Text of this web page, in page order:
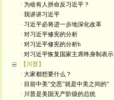
· 为啥有人拼命反习近平？
· 我讲讲习近平
· 习近平必将进一步地深化改革
· 对习近平修宪的分析
· 对习近平修宪的分析b
· 对习近平恢复国家主席终身制表示
【川普】
· 大家都想要什么？
· 目前中美“交恶”就是中美之间的“
· 川普是美国无产阶级的总统